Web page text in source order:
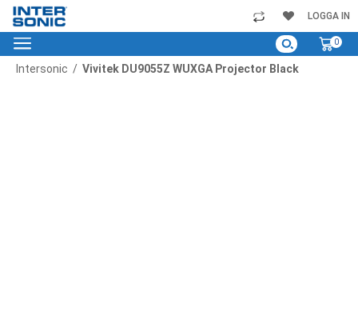
My
0
Skip
to
Content
LOGGA IN
Intersonic Vivitek DU9055Z WUXGA Projector Black